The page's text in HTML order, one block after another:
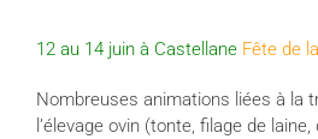
12 au 14 juin à Castellane Fête de
Nombreuses animations liées à la
l’élevage ovin (tonte, filage de